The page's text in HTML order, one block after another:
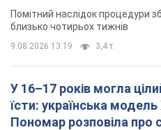
місяць
Помітний наслідок процедури
близько чотирьох тижнів
9.08.2026 13:19 3,4 т.
У 16–17 років могла
їсти: українська
Пономар розповіла про